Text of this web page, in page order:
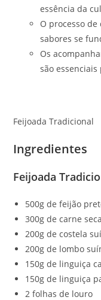
essência da
O processo
sabores se
Os
são
Feijoada Tradicional
Ingredientes
Feijoada
500g de feijão
300g de carne seca
200g de costela
200g de lombo
150g de linguiça
150g de linguiça
2 folhas de louro